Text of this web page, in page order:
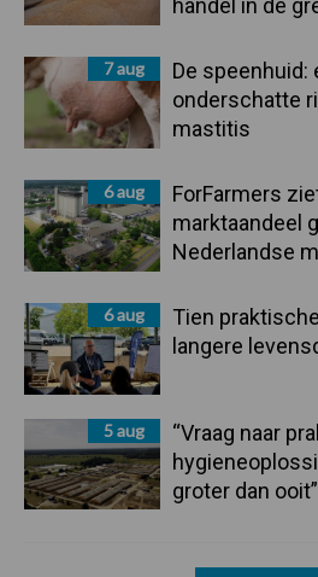
handel in de
7 aug
De speenhuid:
onderschatte
mastitis
6 aug
ForFarmers
marktaandeel
Nederlandse
6 aug
Tien
langere
5 aug
“Vraag naar
groter dan ooit”